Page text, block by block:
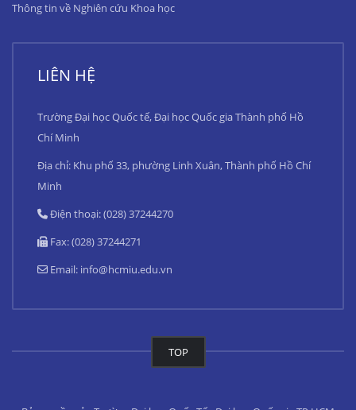
Thông tin về Nghiên cứu Khoa học
LIÊN HỆ
Trường Đại học Quốc tế, Đại học Quốc gia Thành phố Hồ
Chí Minh
Địa chỉ: Khu phố 33, phường Linh Xuân, Thành phố Hồ Chí
Minh
Điện thoại: (028) 37244270
Fax: (028) 37244271
Email: info@hcmiu.edu.vn
TOP